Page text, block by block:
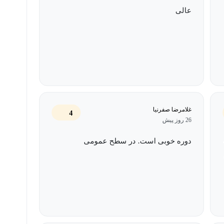
عالی
غلامرضا صفرنیا
26 روز پیش
4
دوره خوبی است. در سطح عمومی